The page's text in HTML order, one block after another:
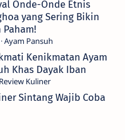
Onde-Onde Etnis
yang Sering Bikin
Paham!
Kenikmatan Ayam
Khas Dayak Iban
Sintang Wajib Coba